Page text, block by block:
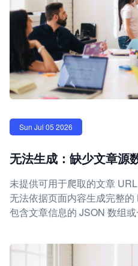
Sun Jul 05 2026
无法生成：缺少文章源
未提供可用于爬取的文章
无法依据页面内容生成完整的
包含文章信息的 JSON 数组或